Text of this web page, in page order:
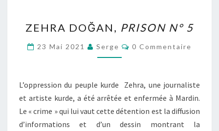
DOĞAN,
PRISON
N°
ZEHRA DOĞAN, PRISON N° 5
23 Mai 2021 Serge Commentaires
0 Commentaire
L’oppression du peuple kurde Zehra, une journaliste
et artiste kurde, a été arrêtée et enfermée à Mardin.
Le « crime » qui lui vaut cette détention est la diffusion
d’informations et d’un dessin montrant la